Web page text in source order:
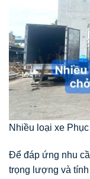
Nhiều loại xe
Để đáp ứng nhu
trọng lượng và